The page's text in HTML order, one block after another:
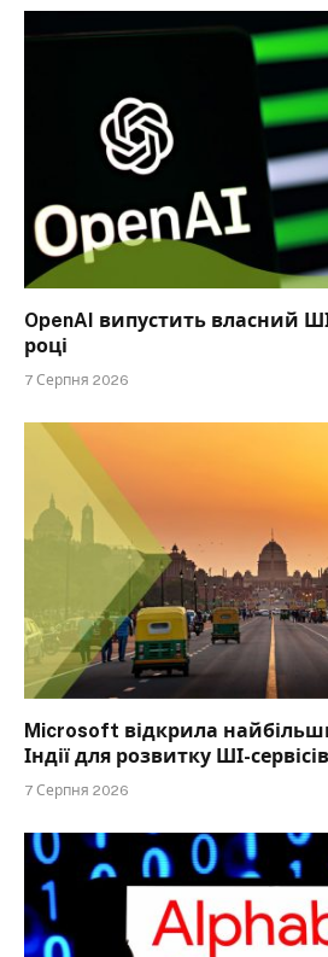
OpenAI випустить власний
році
7 Серпня 2026
Microsoft відкрила
Індії для розвитку ШІ-сервісів
7 Серпня 2026